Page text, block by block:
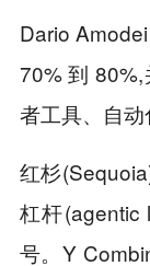
Dario
70% 到
者工具、自动
红杉
杠杆
号。Y